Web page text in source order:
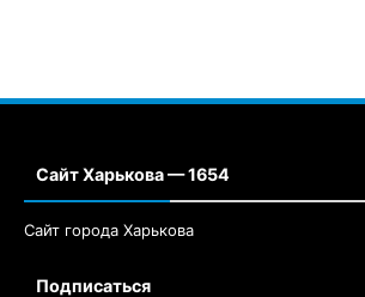
Сайт Харькова — 1654
Сайт города Харькова
Подписаться